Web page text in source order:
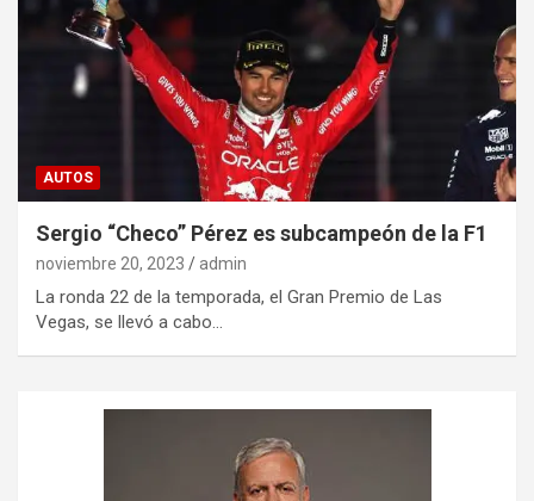
AUTOS
Sergio “Checo” Pérez es subcampeón de la F1
noviembre 20, 2023 admin
La ronda 22 de la temporada, el Gran Premio de Las
Vegas, se llevó a cabo…